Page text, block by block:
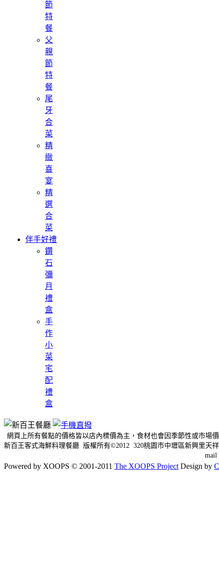
節
特
餐
父
親
節
特
餐
尾
牙
合
菜
精
緻
喜
宴
精
選
合
菜
伴手好禮
鑽
石
彌
月
禮
盒
手
作
小
菜
宅
配
禮
盒
網頁上所有餐點的價格皆以店內標價為主，食材也會因季節性或市場
新百王客式海鮮料理餐廳 版權所有©2012 320桃園市中壢區新興里
mail
Powered by XOOPS © 2001-2011 The XOOPS Project Design by